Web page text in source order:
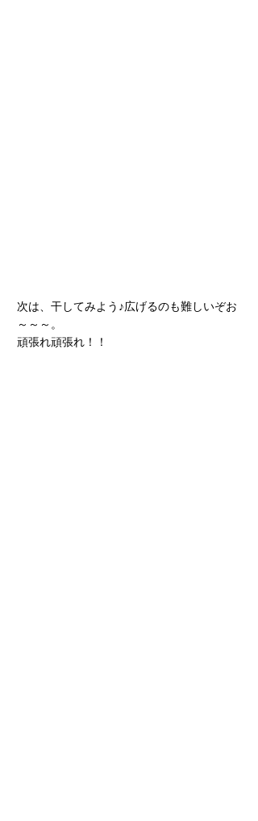
次は、干してみよう♪広げるのも難しいぞお
～～～。
頑張れ頑張れ！！